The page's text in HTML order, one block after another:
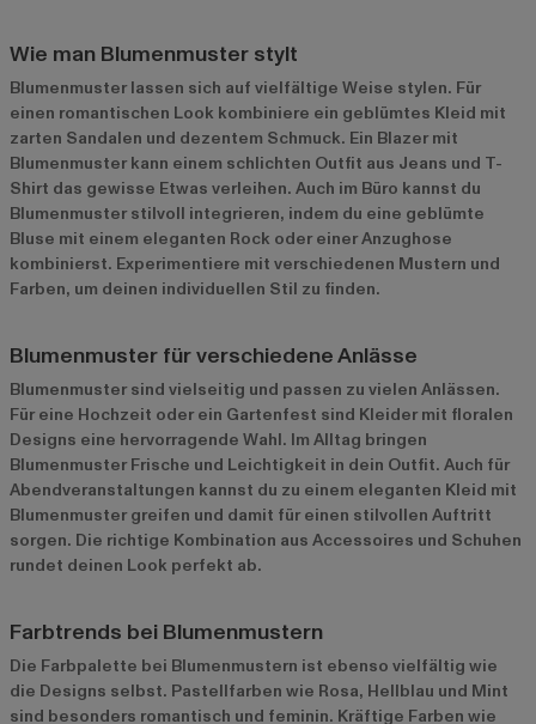
Wie man Blumenmuster stylt
Blumenmuster lassen sich auf vielfältige Weise stylen. Für
einen romantischen Look kombiniere ein geblümtes Kleid mit
zarten Sandalen und dezentem Schmuck. Ein Blazer mit
Blumenmuster kann einem schlichten Outfit aus Jeans und T-
Shirt das gewisse Etwas verleihen. Auch im Büro kannst du
Blumenmuster stilvoll integrieren, indem du eine geblümte
Bluse mit einem eleganten Rock oder einer Anzughose
kombinierst. Experimentiere mit verschiedenen Mustern und
Farben, um deinen individuellen Stil zu finden.
Blumenmuster für verschiedene Anlässe
Blumenmuster sind vielseitig und passen zu vielen Anlässen.
Für eine Hochzeit oder ein Gartenfest sind Kleider mit floralen
Designs eine hervorragende Wahl. Im Alltag bringen
Blumenmuster Frische und Leichtigkeit in dein Outfit. Auch für
Abendveranstaltungen kannst du zu einem eleganten Kleid mit
Blumenmuster greifen und damit für einen stilvollen Auftritt
sorgen. Die richtige Kombination aus Accessoires und Schuhen
rundet deinen Look perfekt ab.
Farbtrends bei Blumenmustern
Die Farbpalette bei Blumenmustern ist ebenso vielfältig wie
die Designs selbst. Pastellfarben wie Rosa, Hellblau und Mint
sind besonders romantisch und feminin. Kräftige Farben wie